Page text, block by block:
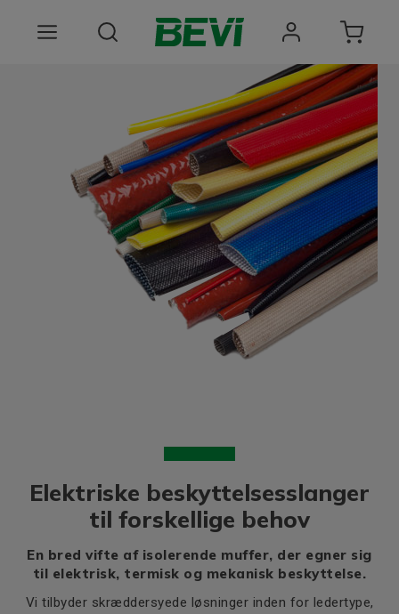
Anvendelsesomrader
Tjenester
Kvalitet og bæredygtighed
Virksomheden BEVI
Choose language
Elektriske beskyttelsesslanger
til forskellige behov
En bred vifte af isolerende muffer, der egner sig
til elektrisk, termisk og mekanisk beskyttelse.
Vi tilbyder skræddersyede løsninger inden for ledertype,